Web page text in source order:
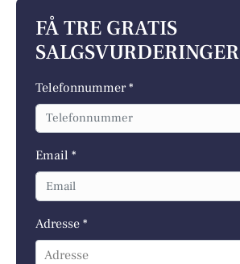
FÅ TRE GRATIS
SALGSVURDERINGER
Telefonnummer *
Email *
Adresse *
Adresse